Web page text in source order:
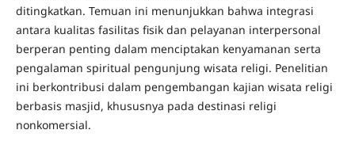
ditingkatkan. Temuan ini menunjukkan bahwa integrasi
antara kualitas fasilitas fisik dan pelayanan interpersonal
berperan penting dalam menciptakan kenyamanan serta
pengalaman spiritual pengunjung wisata religi. Penelitian
ini berkontribusi dalam pengembangan kajian wisata religi
berbasis masjid, khususnya pada destinasi religi
nonkomersial.